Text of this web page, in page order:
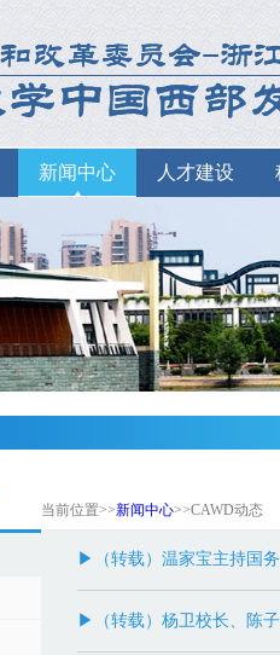
新闻中心 人才建设
当前位置>>新闻中心>>CAWD动态
▶（转载）温家宝主持国
▶（转载）杨卫校长、陈